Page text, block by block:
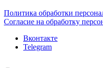
Политика обработки
Согласие на обработку
Вконтакте
Telegram